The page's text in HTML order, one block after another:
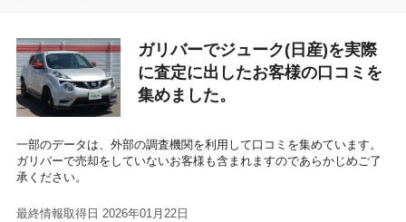
ガリバーでジューク(日産)を実際
に査定に出したお客様の口コミを
集めました。
一部のデータは、外部の調査機関を利用して口コミを集めています。
ガリバーで売却をしていないお客様も含まれますのであらかじめご了
承ください。
最終情報取得日 2026年01月22日